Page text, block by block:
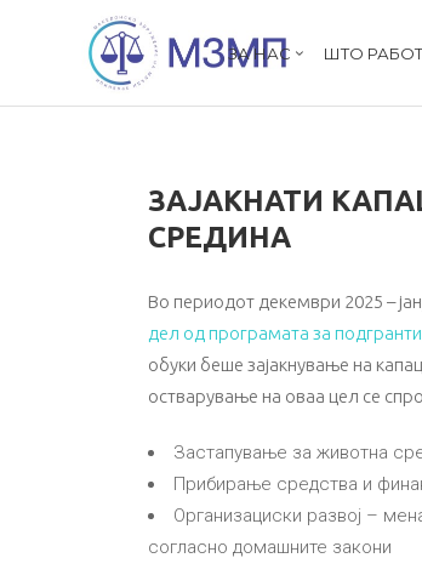
ЗА НАС ШТО
ЗАЈАКНАТИ
СРЕДИНА
Во периодот декември 2025 –
дел од програмата за
обуки беше зајакнување на
остварување на оваа цел се
Застапување за животна
Прибирање средства и
Организациски развој –
согласно домашните закони